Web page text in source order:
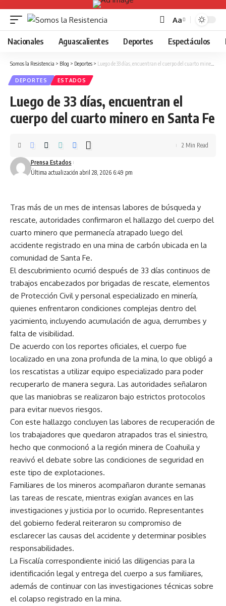
Font
Resizer
Aa
Nacionales Aguascalientes Deportes Espectáculos
Somos la Resistencia > Blog > Deportes > Luego de 33 días, encuentran el cuerpo del cuarto minero en Santa Fe
DEPORTES ESTADOS
Luego de 33 días, encuentran el
cuerpo del cuarto minero en Santa Fe
Última actualización abril 28, 2026 6:49 pm
Prensa Estados
2 Min Read
Tras más de un mes de intensas labores de búsqueda y
rescate, autoridades confirmaron el hallazgo del cuerpo del
cuarto minero que permanecía atrapado luego del
accidente registrado en una mina de carbón ubicada en la
comunidad de Santa Fe.
El descubrimiento ocurrió después de 33 días continuos de
trabajos encabezados por brigadas de rescate, elementos
de Protección Civil y personal especializado en minería,
quienes enfrentaron condiciones complejas dentro del
yacimiento, incluyendo acumulación de agua, derrumbes y
falta de visibilidad.
De acuerdo con los reportes oficiales, el cuerpo fue
localizado en una zona profunda de la mina, lo que obligó a
los rescatistas a utilizar equipo especializado para poder
recuperarlo de manera segura. Las autoridades señalaron
que las maniobras se realizaron bajo estrictos protocolos
para evitar nuevos riesgos.
Con este hallazgo concluyen las labores de recuperación de
los trabajadores que quedaron atrapados tras el siniestro,
hecho que conmocionó a la región minera de Coahuila y
reavivó el debate sobre las condiciones de seguridad en
este tipo de explotaciones.
Familiares de los mineros acompañaron durante semanas
las tareas de rescate, mientras exigían avances en las
investigaciones y justicia por lo ocurrido. Representantes
del gobierno federal reiteraron su compromiso de
esclarecer las causas del accidente y determinar posibles
responsabilidades.
La Fiscalía correspondiente inició las diligencias para la
identificación legal y entrega del cuerpo a sus familiares,
además de continuar con las investigaciones técnicas sobre
el colapso registrado en la mina.